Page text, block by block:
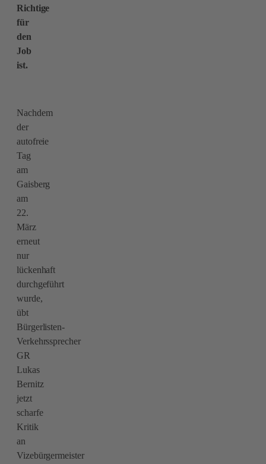
Richtige
für
den
Job
ist.
Nachdem
der
autofreie
Tag
am
Gaisberg
am
22.
März
erneut
nur
lückenhaft
durchgeführt
wurde,
übt
Bürgerlisten-
Verkehrssprecher
GR
Lukas
Bernitz
jetzt
scharfe
Kritik
an
Vizebürgermeister